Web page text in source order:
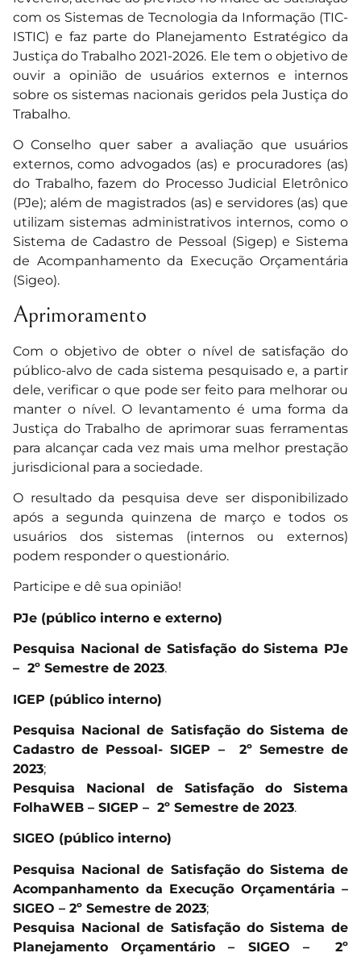
com os Sistemas de Tecnologia da Informação (TIC-
ISTIC) e faz parte do Planejamento Estratégico da
Justiça do Trabalho 2021-2026. Ele tem o objetivo de
ouvir a opinião de usuários externos e internos
sobre os sistemas nacionais geridos pela Justiça do
Trabalho.
O Conselho quer saber a avaliação que usuários
externos, como advogados (as) e procuradores (as)
do Trabalho, fazem do Processo Judicial Eletrônico
(PJe); além de magistrados (as) e servidores (as) que
utilizam sistemas administrativos internos, como o
Sistema de Cadastro de Pessoal (Sigep) e Sistema
de Acompanhamento da Execução Orçamentária
(Sigeo).
Aprimoramento
Com o objetivo de obter o nível de satisfação do
público-alvo de cada sistema pesquisado e, a partir
dele, verificar o que pode ser feito para melhorar ou
manter o nível. O levantamento é uma forma da
Justiça do Trabalho de aprimorar suas ferramentas
para alcançar cada vez mais uma melhor prestação
jurisdicional para a sociedade.
O resultado da pesquisa deve ser disponibilizado
após a segunda quinzena de março e todos os
usuários dos sistemas (internos ou externos)
podem responder o questionário.
Participe e dê sua opinião!
PJe (público interno e externo)
Pesquisa Nacional de Satisfação do Sistema PJe
– 2º Semestre de 2023.
IGEP (público interno)
Pesquisa Nacional de Satisfação do Sistema de
Cadastro de Pessoal- SIGEP – 2º Semestre de
2023;
Pesquisa Nacional de Satisfação do Sistema
FolhaWEB – SIGEP – 2º Semestre de 2023.
SIGEO (público interno)
Pesquisa Nacional de Satisfação do Sistema de
Acompanhamento da Execução Orçamentária –
SIGEO – 2º Semestre de 2023;
Pesquisa Nacional de Satisfação do Sistema de
Planejamento Orçamentário – SIGEO – 2º